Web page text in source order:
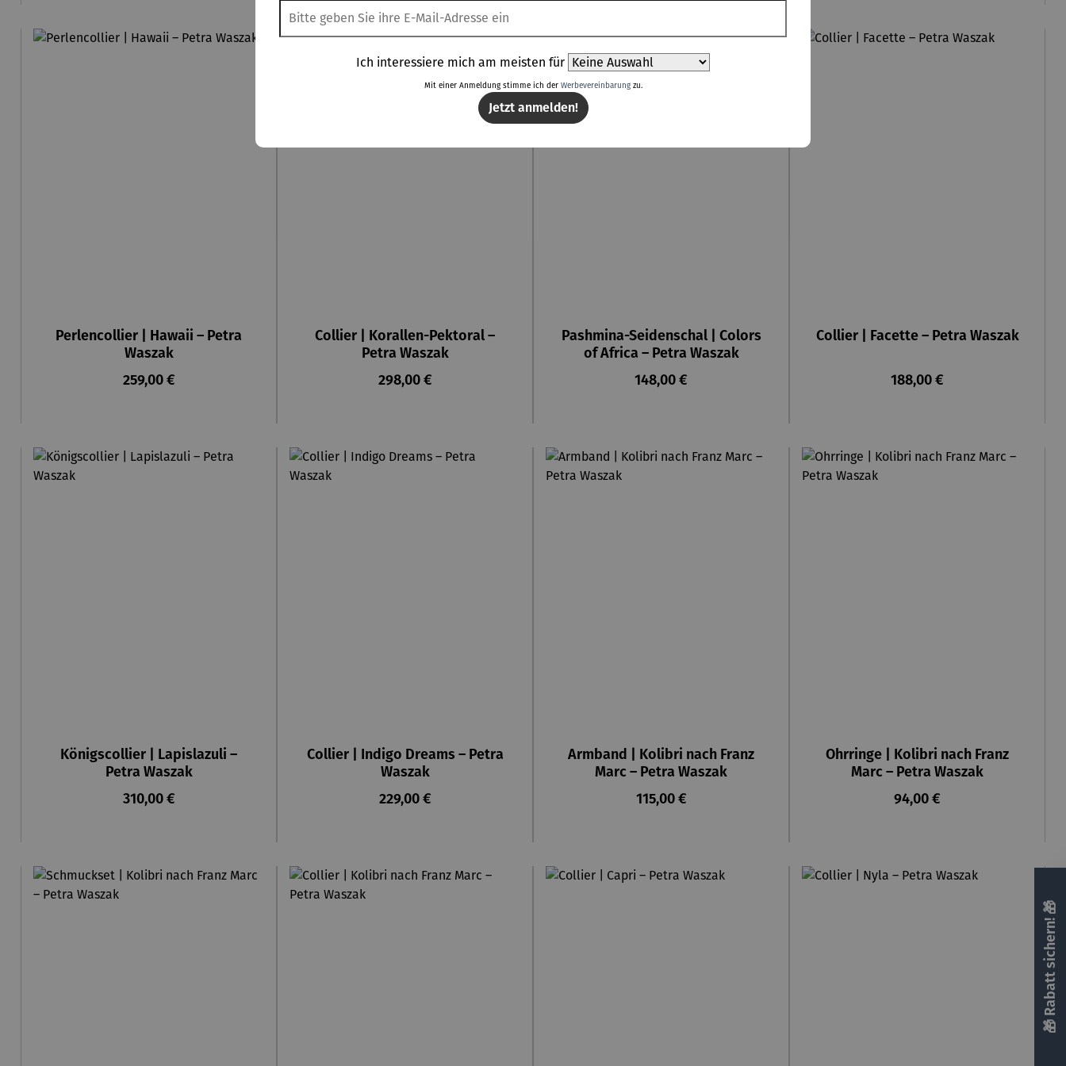
Perlencollier | Hawaii – Petra
Waszak
Regulärer Preis:
259,00 €
Collier | Korallen-Pektoral –
Petra Waszak
Regulärer Preis:
298,00 €
Pashmina-Seidenschal | Colors
of Africa – Petra Waszak
Regulärer Preis:
148,00 €
Collier | Facette – Petra Waszak
Regulärer Preis:
188,00 €
Königscollier | Lapislazuli –
Petra Waszak
Regulärer Preis:
310,00 €
Collier | Indigo Dreams – Petra
Waszak
Regulärer Preis:
229,00 €
Armband | Kolibri nach Franz
Marc – Petra Waszak
Regulärer Preis:
115,00 €
Ohrringe | Kolibri nach Franz
Marc – Petra Waszak
Regulärer Preis:
94,00 €
🎁 Rabatt sichern! 🎁
Ich interessiere mich am meisten für
Mit einer Anmeldung stimme ich der Werbevereinbarungzu.
Jetzt anmelden!